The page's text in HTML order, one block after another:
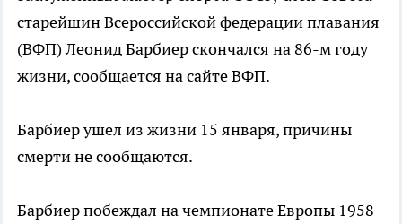
старейшин Всероссийской федерации плавания
(ВФП) Леонид Барбиер скончался на 86-м году
жизни, сообщается на сайте ВФП.
Барбиер ушел из жизни 15 января, причины
смерти не сообщаются.
Барбиер побеждал на чемпионате Европы 1958